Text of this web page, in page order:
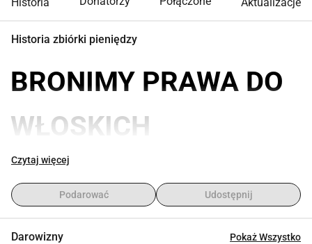
Historia zbiórki pieniędzy
BRONIMY PRAWA DO
WŁOSKICH
OBYWATELI
URODZONYCH ZA
Czytaj więcej
Podarować Udostępnij
Darowizny Pokaż Wszystko